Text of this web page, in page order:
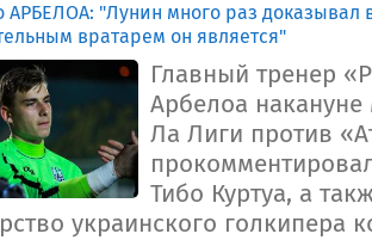
АРБЕЛОА: "Лунин много раз доказывал
вратарем он является"
Главный тренер
Арбелоа накануне
Ла Лиги против
Тибо Куртуа, а
украинского голкипера